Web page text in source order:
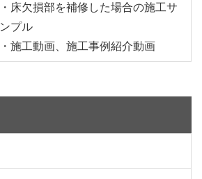
・床欠損部を補修した場合の施工サ
ンプル
・施工動画、施工事例紹介動画